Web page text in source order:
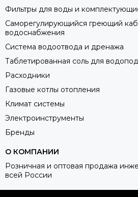
Фильтры для воды и
Саморегулирующийся греющий
водоснабжения
Система водоотвода и дренажа
Таблетированная соль для
Расходники
Газовые котлы отопления
Климат системы
Электроинструменты
Бренды
О КОМПАНИИ
Розничная и оптовая продажа
всей России